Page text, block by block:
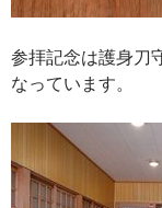
参拝記念は護身刀
なっています。